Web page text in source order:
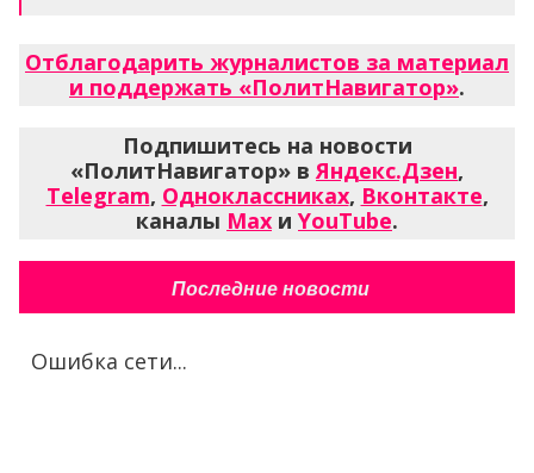
Отблагодарить журналистов за материал
и поддержать «ПолитНавигатор».
Подпишитесь на новости
«ПолитНавигатор» вЯндекс.Дзен,
Telegram, Одноклассниках, Вконтакте,
каналы Max и YouTube.
Последние новости
Ошибка сети...